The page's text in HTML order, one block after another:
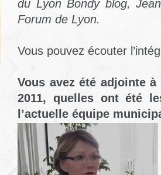
du Lyon Bondy blog,
Forum de Lyon.
Vous pouvez écouter
Vous avez été adjointe
2011, quelles ont été
l’actuelle équipe